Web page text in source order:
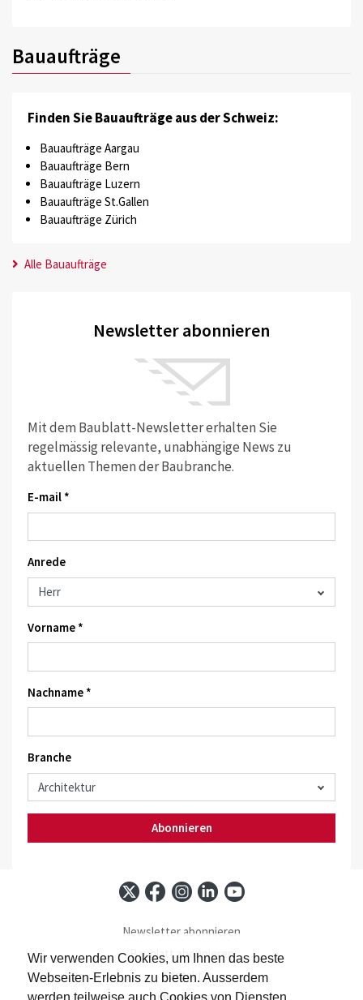
Wir verwenden Cookies, um Ihnen das beste
Webseiten-Erlebnis zu bieten. Ausserdem
Bauaufträge
Finden Sie Bauaufträge aus der Schweiz:
Bauaufträge Aargau
Bauaufträge Bern
Bauaufträge Luzern
Bauaufträge St.Gallen
Bauaufträge Zürich
Alle Bauaufträge
Newsletter abonnieren
Mit dem Baublatt-Newsletter erhalten Sie
regelmässig relevante, unabhängige News zu
aktuellen Themen der Baubranche.
E-mail *
Anrede
Vorname *
Nachname *
Branche
Abonnieren
Newsletter abonnieren
Baublatt abonnieren
Kontakt